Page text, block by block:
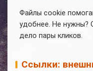
Файлы cookie
удобнее. Не нужны?
дело пары кликов.
Ссылки: